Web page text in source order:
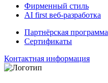
Фирменный стиль
AI first веб-разработка
Партнёрская программа
Сертификаты
Контактная информация